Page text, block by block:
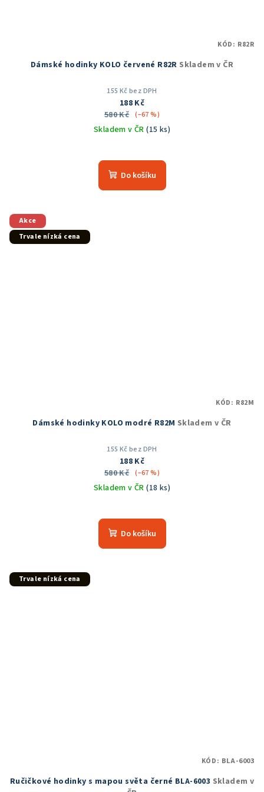
Dámské hodinky KOLO červené R82R Skladem v ČR
155 Kč bez DPH
188 Kč
580 Kč (–67 %)
Skladem v ČR(15 ks)
hodnocení
produktu
Do košíku
KÓD: R82R
Akce
Trvale nízká cena
Dámské hodinky KOLO modré R82M Skladem v ČR
155 Kč bez DPH
188 Kč
580 Kč (–67 %)
Skladem v ČR(18 ks)
hodnocení
produktu
Do košíku
KÓD: R82M
Trvale nízká cena
Ručičkové hodinky s mapou světa černé BLA-6003 Skladem v
KÓD: BLA-6003